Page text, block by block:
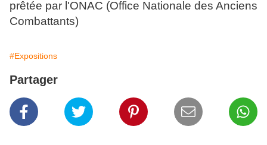
prêtée par l'ONAC (Office Nationale des Anciens
Combattants)
#Expositions
Partager